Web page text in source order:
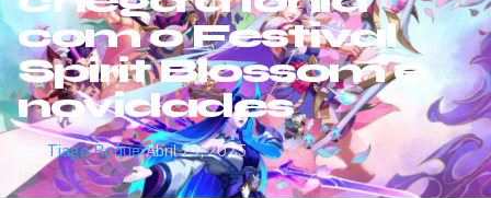
com o Festival
Spirit Blossom e
novidades
Tiago Roque·Abril 29, 2025